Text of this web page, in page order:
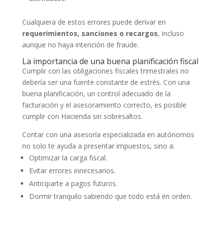
Cualquiera de estos errores puede derivar en
requerimientos, sanciones o recargos, incluso
aunque no haya intención de fraude.
La importancia de una buena planificación fiscal
Cumplir con las obligaciones fiscales trimestrales no
debería ser una fuente constante de estrés. Con una
buena planificación, un control adecuado de la
facturación y el asesoramiento correcto, es posible
cumplir con Hacienda sin sobresaltos.
Contar con una asesoría especializada en autónomos
no solo te ayuda a presentar impuestos, sino a:
Optimizar la carga fiscal.
Evitar errores innecesarios.
Anticiparte a pagos futuros.
Dormir tranquilo sabiendo que todo está en orden.